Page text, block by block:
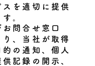
を適切に提供
。
問合せ窓口
、当社が取得
の通知、個人
記録の開示、